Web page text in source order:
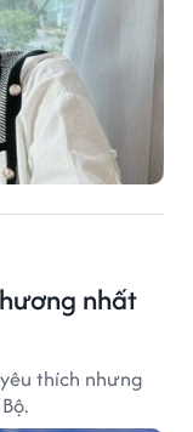
nhất
thích nhưng